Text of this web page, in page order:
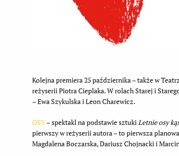
Kolejna premiera 25 października – także w
reżyserii Piotra Cieplaka. W rolach Starej i
– Ewa Szykulska i Leon Charewicz.
OSY– spektakl na podstawie sztukiLetnie osy
pierwszy w reżyserii autora – to pierwsza
Magdalena Boczarska, Dariusz Chojnacki i